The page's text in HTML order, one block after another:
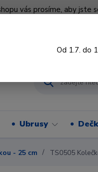
vás prosíme, aby
Ubrusy
- 25 cm TS0505
Od 1.7. do